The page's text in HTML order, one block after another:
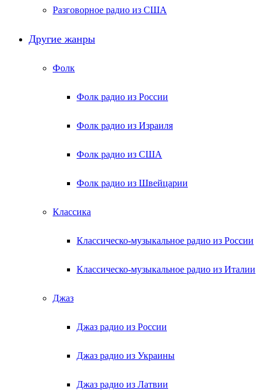
Разговорное радио из США
Другие жанры
Фолк
Фолк радио из России
Фолк радио из Израиля
Фолк радио из США
Фолк радио из Швейцарии
Классика
Классическо-музыкальное радио из России
Классическо-музыкальное радио из Италии
Джаз
Джаз радио из России
Джаз радио из Украины
Джаз радио из Латвии